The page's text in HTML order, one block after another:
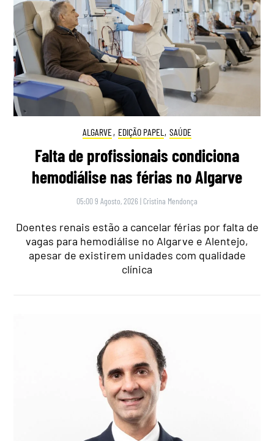
ALGARVE, EDIÇÃO PAPEL , SAÚDE
Falta de profissionais condiciona
hemodiálise nas férias no Algarve
05:00 9 Agosto, 2026 | Cristina Mendonça
Doentes renais estão a cancelar férias por falta de
vagas para hemodiálise no Algarve e Alentejo,
apesar de existirem unidades com qualidade
clínica